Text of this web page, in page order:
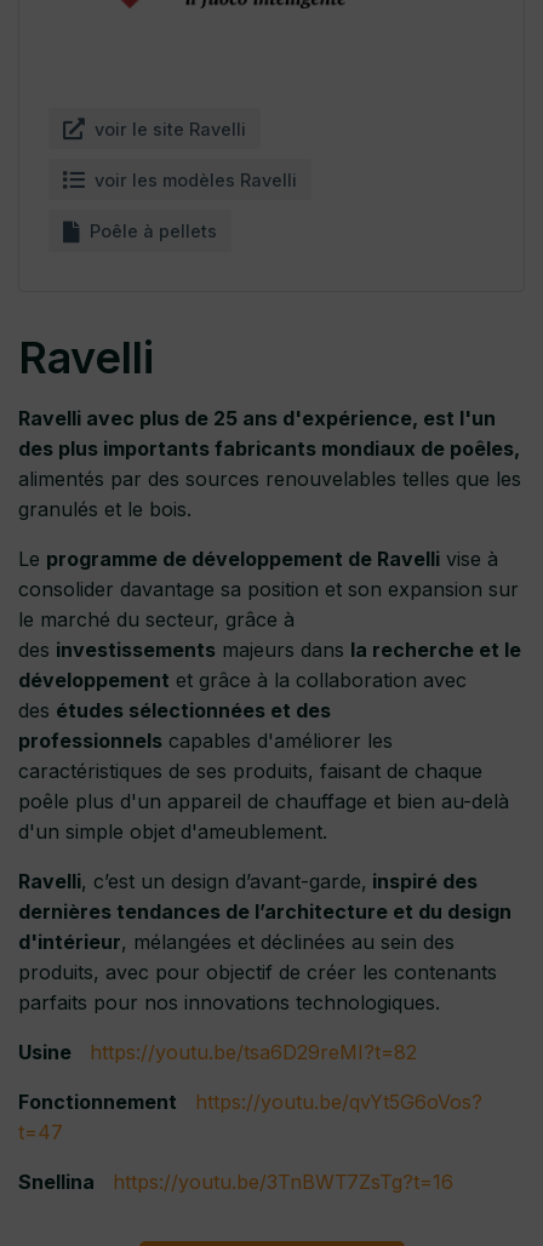
voir le site Ravelli
voir les modèles Ravelli
Poêle à pellets
Ravelli
Ravelli avec plus de 25 ans d'expérience, est l'un
des plus importants fabricants mondiaux de poêles,
alimentés par des sources renouvelables telles que les
granulés et le bois.
Le programme de développement de Ravelli vise à
consolider davantage sa position et son expansion sur
le marché du secteur, grâce à
des investissements majeurs dans la recherche et le
développement et grâce à la collaboration avec
des études sélectionnées et des
professionnels capables d'améliorer les
caractéristiques de ses produits, faisant de chaque
poêle plus d'un appareil de chauffage et bien au-delà
d'un simple objet d'ameublement.
Ravelli, c’est un design d’avant-garde, inspiré des
dernières tendances de l’architecture et du design
d'intérieur, mélangées et déclinées au sein des
produits, avec pour objectif de créer les contenants
parfaits pour nos innovations technologiques.
Usine https://youtu.be/tsa6D29reMI?t=82
Fonctionnement
https://youtu.be/qvYt5G6oVos?
t=47
Snellina https://youtu.be/3TnBWT7ZsTg?t=16